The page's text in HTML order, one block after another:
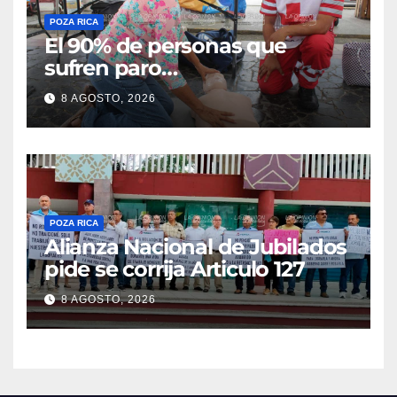
POZA RICA
El 90% de personas que
sufren paro
cardiorrespiratorio mueren
8 AGOSTO, 2026
POZA RICA
Alianza Nacional de Jubilados
pide se corrija Articulo 127
8 AGOSTO, 2026